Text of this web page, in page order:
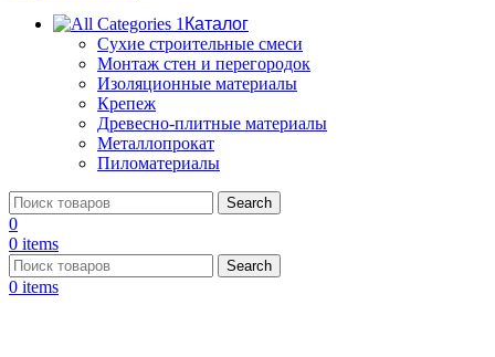
Каталог
Сухие строительные смеси
Монтаж стен и перегородок
Изоляционные материалы
Крепеж
Древесно-плитные материалы
Металлопрокат
Пиломатериалы
Search
0
0 items
Search
0 items